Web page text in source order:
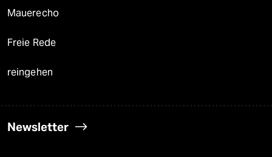
Mauerecho
Freie Rede
reingehen
Newsletter